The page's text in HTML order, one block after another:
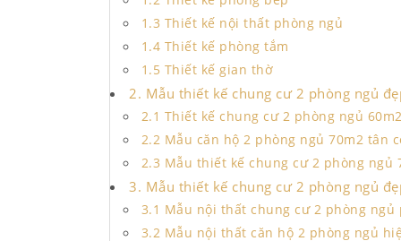
1.3 Thiết kế nội thất phòng ngủ
1.4 Thiết kế phòng tắm
1.5 Thiết kế gian thờ
2. Mẫu thiết kế chung cư 2 phòng ngủ
2.1 Thiết kế chung cư 2 phòng ngủ
2.2 Mẫu căn hộ 2 phòng ngủ 70m2 tân
2.3 Mẫu thiết kế chung cư 2 phòng ngủ
3. Mẫu thiết kế chung cư 2 phòng ngủ
3.1 Mẫu nội thất chung cư 2 phòng ngủ
3.2 Mẫu nội thất căn hộ 2 phòng ngủ